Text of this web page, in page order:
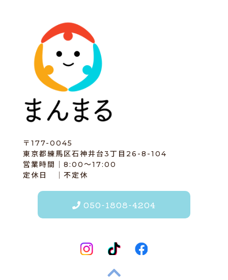
〒177-0045
東京都練馬区石神井台3丁目26-8-104
営業時間｜8:00～17:00
定休日 ｜不定休
050-1808-4204